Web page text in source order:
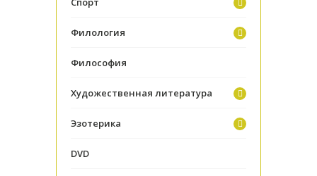
Филология
Философия
Художественная литература
Эзотерика
DVD